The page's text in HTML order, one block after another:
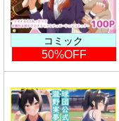
コミック
50%OFF